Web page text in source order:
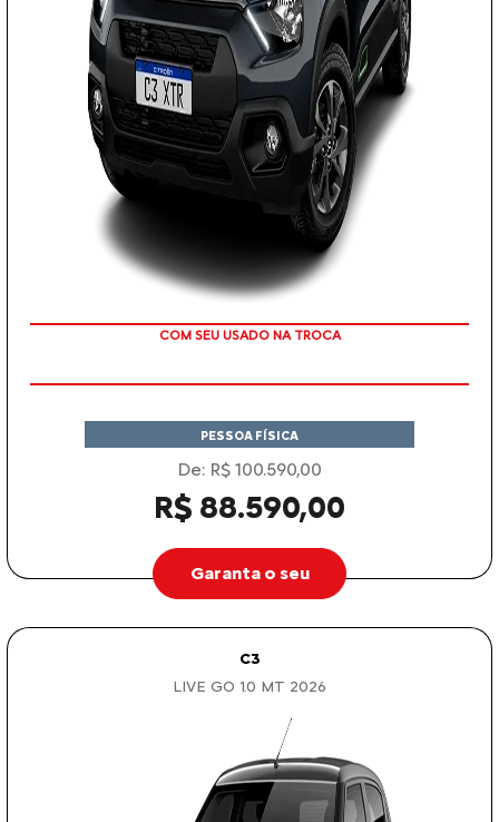
COM SEU USADO NA TROCA
PESSOA FÍSICA
De: R$ 100.590,00
R$ 88.590,00
Garanta o seu
C3
LIVE GO 1.0 MT 2026